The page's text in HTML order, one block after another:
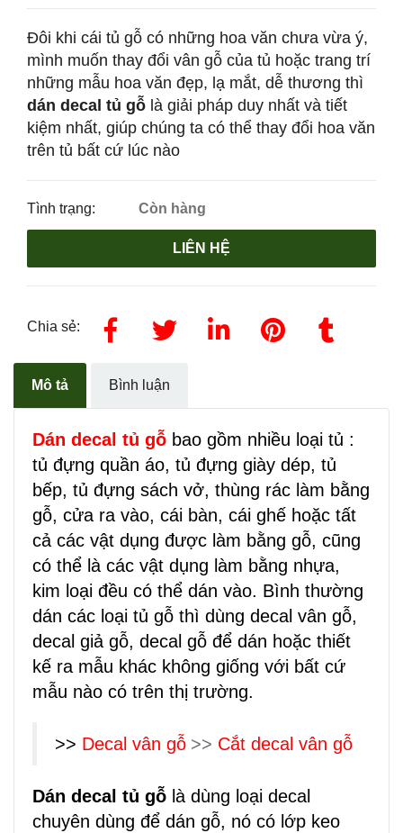
Đôi khi cái tủ gỗ có những hoa văn chưa vừa ý,
mình muốn thay đổi vân gỗ của tủ hoặc trang trí
những mẫu hoa văn đẹp, lạ mắt, dễ thương thì
dán decal tủ gỗ là giải pháp duy nhất và tiết
kiệm nhất, giúp chúng ta có thể thay đổi hoa văn
trên tủ bất cứ lúc nào
Tình trạng: Còn hàng
LIÊN HỆ
Chia sẻ:
Mô tả Bình luận
Dán decal tủ gỗ bao gồm nhiều loại tủ :
tủ đựng quần áo, tủ đựng giày dép, tủ
bếp, tủ đựng sách vở, thùng rác làm bằng
gỗ, cửa ra vào, cái bàn, cái ghế hoặc tất
cả các vật dụng được làm bằng gỗ, cũng
có thể là các vật dụng làm bằng nhựa,
kim loại đều có thể dán vào. Bình thường
dán các loại tủ gỗ thì dùng decal vân gỗ,
decal giả gỗ, decal gỗ để dán hoặc thiết
kế ra mẫu khác không giống với bất cứ
mẫu nào có trên thị trường.
>> Decal vân gỗ >> Cắt decal vân gỗ
Dán decal tủ gỗ là dùng loại decal
chuyên dùng để dán gỗ, nó có lớp keo